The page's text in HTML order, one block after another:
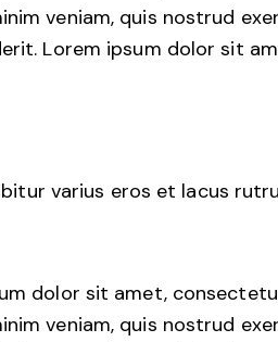
veniam, quis nostrud
Lorem ipsum dolor sit
varius eros et lacus
dolor sit amet,
veniam, quis nostrud